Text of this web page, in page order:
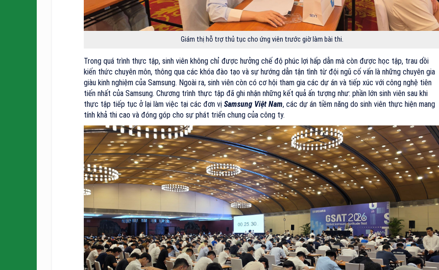
Giám thị hỗ trợ thủ tục cho ứng viên trước giờ làm bài thi.
Trong quá trình thực tập, sinh viên không chỉ được hưởng chế độ phúc lợi hấp dẫn mà còn được học tập, trau dồi
kiến thức chuyên môn, thông qua các khóa đào tạo và sự hướng dẫn tận tình từ đội ngũ cố vấn là những chuyên gia
giàu kinh nghiệm của Samsung. Ngoài ra, sinh viên còn có cơ hội tham gia các dự án và tiếp xúc với công nghệ tiên
tiến nhất của Samsung. Chương trình thực tập đã ghi nhận những kết quả ấn tượng như: phần lớn sinh viên sau khi
thực tập tiếp tục ở lại làm việc tại các đơn vị Samsung Việt Nam, các dự án tiềm năng do sinh viên thực hiện mang
tính khả thi cao và đóng góp cho sự phát triển chung của công ty.